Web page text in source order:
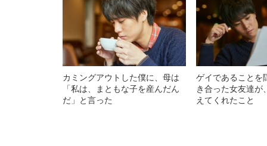
カミングアウトした僕に、母は
「私は、まともな子を産んだん
だ」と言った
ゲイであることを
き合った女友達が
えてくれたこと